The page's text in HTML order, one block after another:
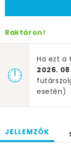
Raktáron!
Ha ezt a
2026.
esetén)
JELLEMZŐK